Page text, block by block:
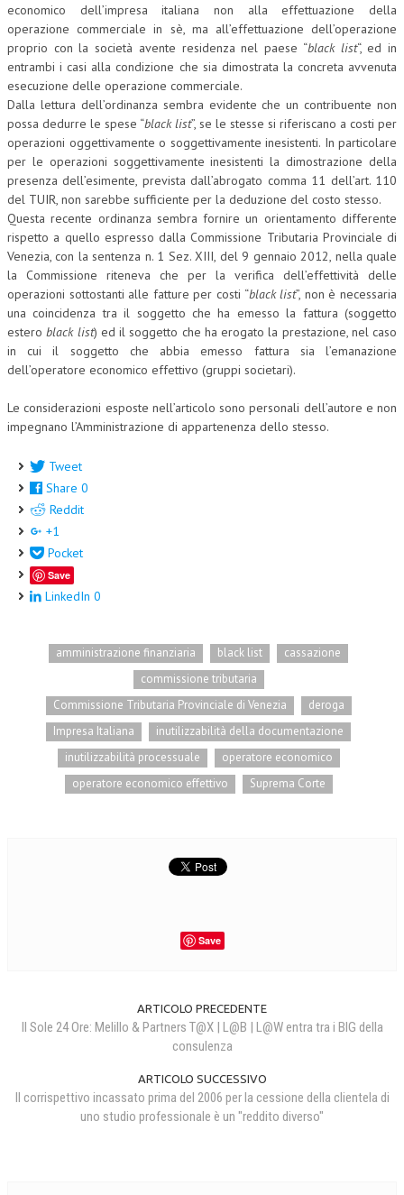
L’UMANISTA
DIRITTO
DIRITTO PENALE D’IMPRESA
DIRITTO DEL LAVORO
DIRITTO DEL WEB
DIRITTO DELLE IMPRESE IN CRISI
CRIMINOLOGIA E CRIMINALISTICA
SICUREZZA SUL LAVORO
FISCO
DIRITTO TRIBUTARIO
FISCALITÀ INTERNAZIONALE
CRIMINOLOGIA TRIBUTARIA
PRASSI
AMMINISTRATIVA
TRIBUTARIA
EUROPEA
COSTITUZIONALE
CIVILE
TRIBUTARIA
PENALE
ARCHIVIO EVENTI (FINO AL 2022)
MANUALI E MONOGRAFIE
TESI DI LAUREA
economico dell’impresa italiana non alla effettuazione della
operazione commerciale in sè, ma all’effettuazione dell’operazione
proprio con la società avente residenza nel paese “black list“, ed in
entrambi i casi alla condizione che sia dimostrata la concreta avvenuta
esecuzione delle operazione commerciale.
Dalla lettura dell’ordinanza sembra evidente che un contribuente non
possa dedurre le spese “black list”, se le stesse si riferiscano a costi per
operazioni oggettivamente o soggettivamente inesistenti. In particolare
per le operazioni soggettivamente inesistenti la dimostrazione della
presenza dell’esimente, prevista dall’abrogato comma 11 dell’art. 110
del TUIR, non sarebbe sufficiente per la deduzione del costo stesso.
Questa recente ordinanza sembra fornire un orientamento differente
rispetto a quello espresso dalla Commissione Tributaria Provinciale di
Venezia, con la sentenza n. 1 Sez. XIII, del 9 gennaio 2012, nella quale
la Commissione riteneva che per la verifica dell’effettività delle
operazioni sottostanti alle fatture per costi “black list”, non è necessaria
una coincidenza tra il soggetto che ha emesso la fattura (soggetto
esteroblack list) ed il soggetto che ha erogato la prestazione, nel caso
in cui il soggetto che abbia emesso fattura sia l’emanazione
dell’operatore economico effettivo (gruppi societari).
Le considerazioni esposte nell’articolo sono personali dell’autore e non
impegnano l’Amministrazione di appartenenza dello stesso.
Tweet
Share 0
Reddit
+1
Pocket
Save
LinkedIn 0
amministrazione finanziaria black list
cassazione
commissione tributaria
Commissione Tributaria Provinciale di Venezia
deroga
Impresa Italiana
inutilizzabilità della documentazione
inutilizzabilità processuale
operatore economico
operatore economico effettivo
Suprema Corte
Save
ARTICOLO PRECEDENTE
Il Sole 24 Ore: Melillo & Partners T@X | L@B | L@W entra tra i BIG della
consulenza
ARTICOLO SUCCESSIVO
Il corrispettivo incassato prima del 2006 per la cessione della clientela di
uno studio professionale è un "reddito diverso"